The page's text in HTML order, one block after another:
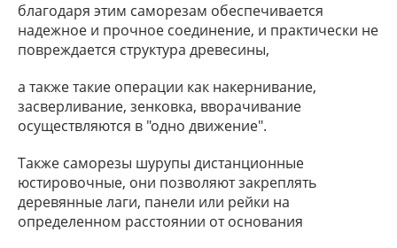
благодаря этим саморезам обеспечивается
надежное и прочное соединение, и практически не
повреждается структура древесины,
а также такие операции как накернивание,
засверливание, зенковка, вворачивание
осуществляются в "одно движение".
Также саморезы шурупы дистанционные
юстировочные, они позволяют закреплять
деревянные лаги, панели или рейки на
определенном расстоянии от основания